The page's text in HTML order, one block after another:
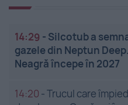
14:29 - Silcotub a
gazele din Neptun
Neagră începe în 2027
14:20 -Trucul care